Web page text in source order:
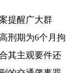
提醒广大群
刑期为6个月拘
其主观要件还